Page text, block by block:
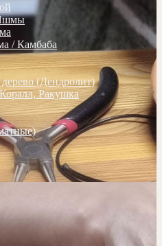
/ Камбаба
(Дендролит)
Ракушка